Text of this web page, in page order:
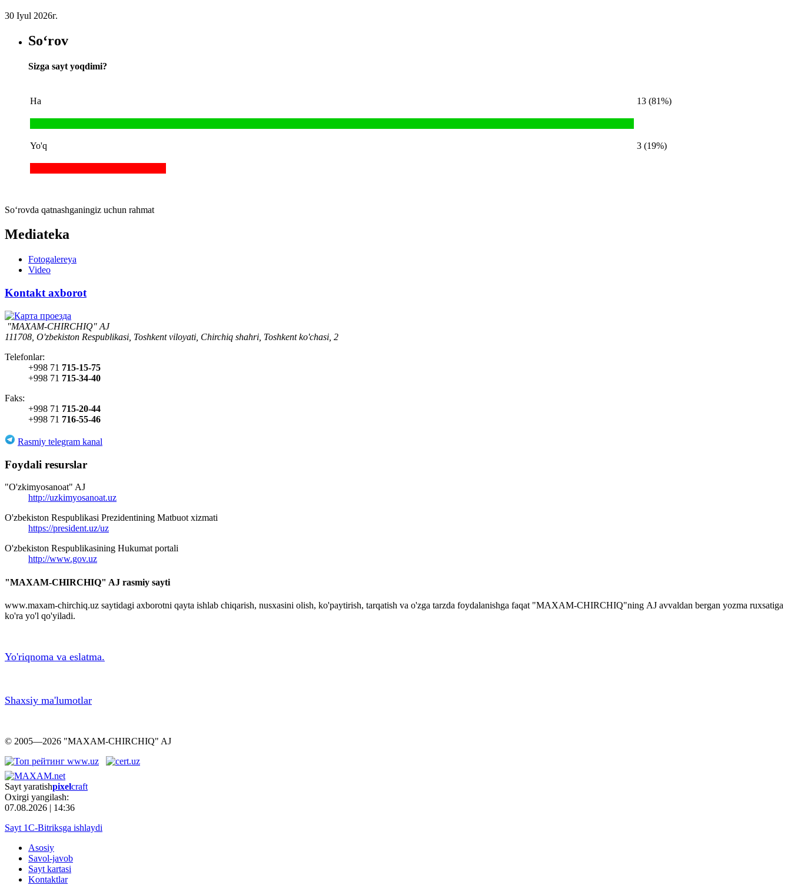
30 Iyul 2026г.
So‘rov
Sizga sayt yoqdimi?
Ha 13 (81%)
Yo'q 3 (19%)
So‘rovda qatnashganingiz uchun rahmat
Mediateka
Fotogalereya
Video
Kontakt axborot
"MAXAM-CHIRCHIQ" AJ
111708, O'zbekiston Respublikasi, Toshkent viloyati, Chirchiq shahri, Toshkent ko'chasi, 2
Telefonlar:
+998 71 715-15-75
+998 71 715-34-40
Faks:
+998 71 715-20-44
+998 71 716-55-46
Rasmiy telegram kanal
Foydali resurslar
"O'zkimyosanoat" AJ
http://uzkimyosanoat.uz
O'zbekiston Respublikasi Prezidentining Matbuot xizmati
https://president.uz/uz
O'zbekiston Respublikasining Hukumat portali
http://www.gov.uz
"MAXAM-CHIRCHIQ" AJ rasmiy sayti
www.maxam-chirchiq.uz saytidagi axborotni qayta ishlab chiqarish, nusxasini olish, ko'paytirish, tarqatish va o'zga tarzda foydalanishga faqat "MAXAM-CHIRCHIQ"ning AJ avvaldan bergan yozma ruxsatiga
ko'ra yo'l qo'yiladi.
Yo'riqnoma va eslatma.
Shaxsiy ma'lumotlar
© 2005—2026 "MAXAM-CHIRCHIQ" AJ
Sayt yaratishpixelcraft
Oxirgi yangilash:
07.08.2026 | 14:36
Sayt 1С-Bitriksga ishlaydi
Asosiy
Savol-javob
Sayt kartasi
Kontaktlar